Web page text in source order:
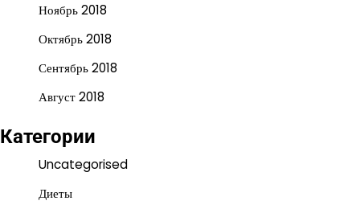
Ноябрь 2018
Октябрь 2018
Сентябрь 2018
Август 2018
Категории
Uncategorised
Диеты